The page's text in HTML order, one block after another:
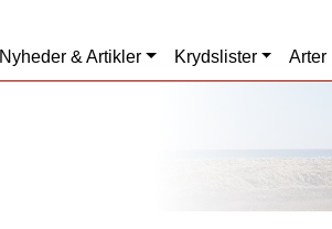
Nyheder & Artikler Krydslister Arter